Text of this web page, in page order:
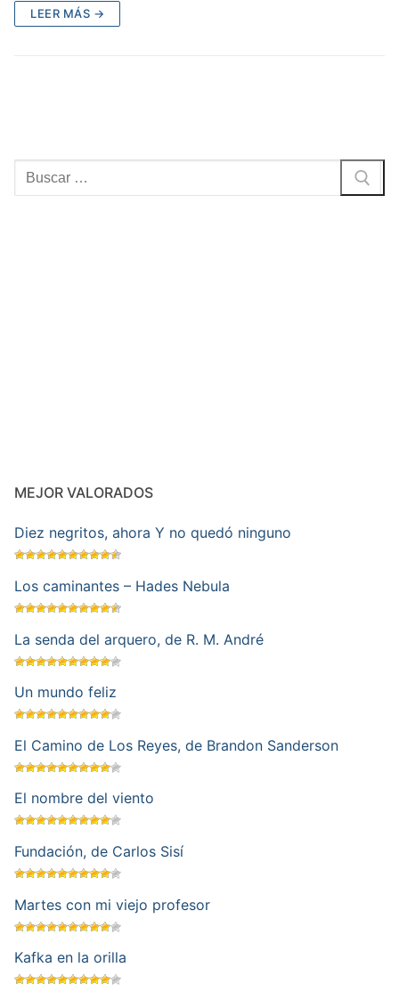
LEER MÁS →
Buscar:
MEJOR VALORADOS
Diez negritos, ahora Y no quedó ninguno
Los caminantes – Hades Nebula
La senda del arquero, de R. M. André
Un mundo feliz
El Camino de Los Reyes, de Brandon Sanderson
El nombre del viento
Fundación, de Carlos Sisí
Martes con mi viejo profesor
Kafka en la orilla